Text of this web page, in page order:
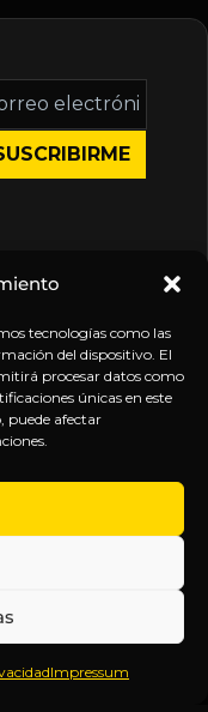
tecnologías como las
del dispositivo. El
procesar datos como
únicas en este
puede afectar
Impressum
y
SÍGUENOS